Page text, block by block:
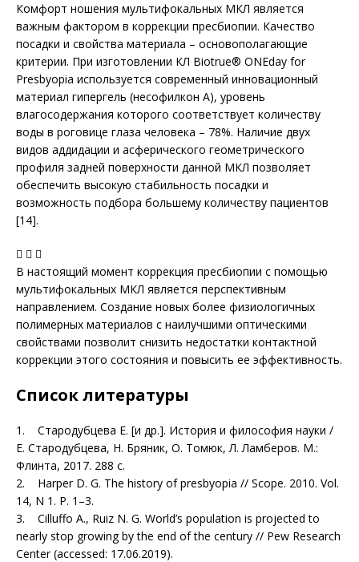
Комфорт ношения мультифокальных МКЛ является
важным фактором в коррекции пресбиопии. Качество
посадки и свойства материала – основополагающие
критерии. При изготовлении КЛ Biotrue® ONEday for
Presbyopia используется современный инновационный
материал гипергель (несофилкон А), уровень
влагосодержания которого соответствует количеству
воды в роговице глаза человека – 78%. Наличие двух
видов аддидации и асферического геометрического
профиля задней поверхности данной МКЛ позволяет
обеспечить высокую стабильность посадки и
возможность подбора большему количеству пациентов
[14].
  
В настоящий момент коррекция пресбиопии с помощью
мультифокальных МКЛ является перспективным
направлением. Создание новых более физиологичных
полимерных материалов с наилучшими оптическими
свойствами позволит снизить недостатки контактной
коррекции этого состояния и повысить ее эффективность.
Список литературы
1. Стародубцева Е. [и др.]. История и философия науки /
Е. Стародубцева, Н. Бряник, О. Томюк, Л. Ламберов. М.:
Флинта, 2017. 288 с.
2. Harper D. G. The history of presbyopia // Scope. 2010. Vol.
14, N 1. P. 1–3.
3. Cilluffo A., Ruiz N. G. World’s population is projected to
nearly stop growing by the end of the century // Pew Research
Center (accessed: 17.06.2019).